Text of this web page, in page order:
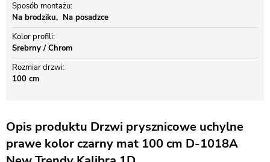
Sposób montażu
Na brodziku
Na posadzce
Kolor profili
Srebrny / Chrom
Rozmiar drzwi
100 cm
Opis produktu Drzwi prysznicowe uchylne
prawe kolor czarny mat 100 cm D-1018A